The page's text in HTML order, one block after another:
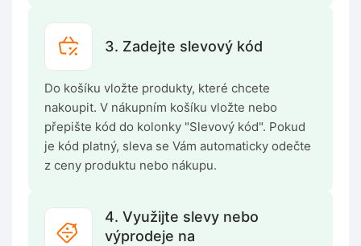
3. Zadejte slevový kód
Do košíku vložte produkty, které chcete
nakoupit. V nákupním košíku vložte nebo
přepište kód do kolonky "Slevový kód". Pokud
je kód platný, sleva se Vám automaticky odečte
z ceny produktu nebo nákupu.
4. Využijte slevy nebo
výprodeje na